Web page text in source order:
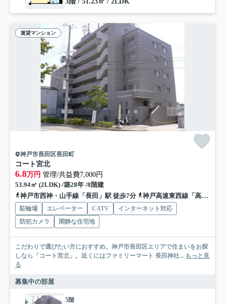
賃貸マンション
神戸市長田区長田町
コート宮北
6.8万円 管理/共益費7,000円
53.94㎡ (2LDK) /築28年 /8階建
神戸市西神・山手線「長田」駅 徒歩7分
神戸高速東西線「高速長田」駅 徒歩9分
駐輪場 エレベーター CATV
インターネット対応
防犯カメラ
閑静な住宅地
こだわりで選びたい方におすすめ。神戸市長田区エリアで住まいをお探
しなら「コート宮北」。近くにはファミリーマート 長田神社... もっと見
る
募集中の部屋
5階